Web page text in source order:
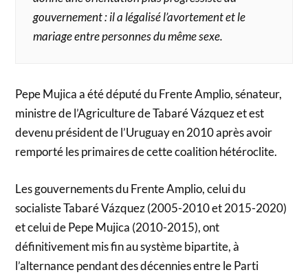
gouvernement : il a légalisé l’avortement et le
mariage entre personnes du même sexe.
Pepe Mujica a été député du Frente Amplio, sénateur,
ministre de l’Agriculture de Tabaré Vázquez et est
devenu président de l’Uruguay en 2010 après avoir
remporté les primaires de cette coalition hétéroclite.
Les gouvernements du Frente Amplio, celui du
socialiste Tabaré Vázquez (2005-2010 et 2015-2020)
et celui de Pepe Mujica (2010-2015), ont
définitivement mis fin au système bipartite, à
l’alternance pendant des décennies entre le Parti